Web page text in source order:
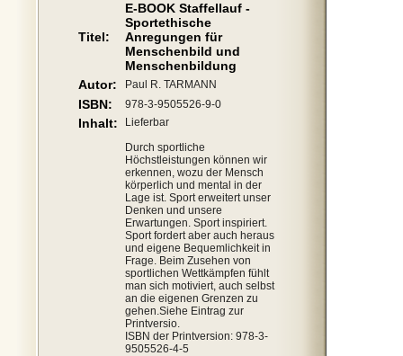
Titel:
E-BOOK Staffellauf -
Sportethische
Anregungen für
Menschenbild und
Menschenbildung
Autor:
Paul R. TARMANN
ISBN: 978-3-9505526-9-0
Inhalt:
Lieferbar
Durch sportliche
Höchstleistungen können wir
erkennen, wozu der Mensch
körperlich und mental in der
Lage ist. Sport erweitert unser
Denken und unsere
Erwartungen. Sport inspiriert.
Sport fordert aber auch heraus
und eigene Bequemlichkeit in
Frage. Beim Zusehen von
sportlichen Wettkämpfen fühlt
man sich motiviert, auch selbst
an die eigenen Grenzen zu
gehen.Siehe Eintrag zur
Printversio.
ISBN der Printversion: 978-3-
9505526-4-5